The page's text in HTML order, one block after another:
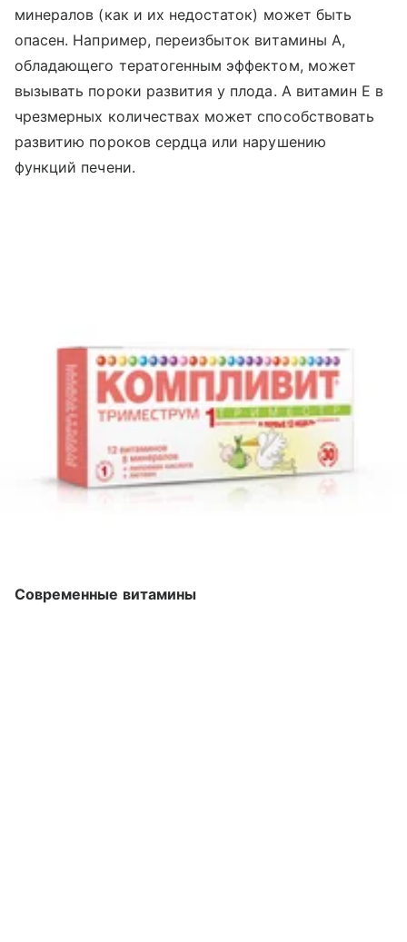
минералов (как и их недостаток) может быть
опасен. Например, переизбыток витамины А,
обладающего тератогенным эффектом, может
вызывать пороки развития у плода. А витамин Е в
чрезмерных количествах может способствовать
развитию пороков сердца или нарушению
функций печени.
Современные витамины